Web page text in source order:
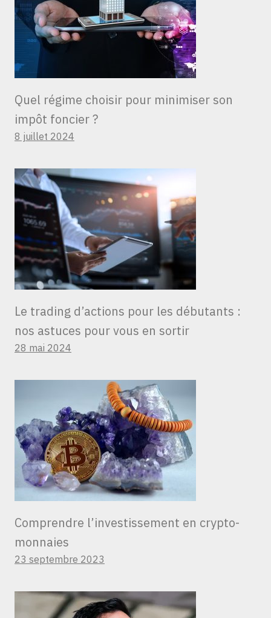
Quel régime choisir pour minimiser son
impôt foncier ?
8 juillet 2024
Le trading d’actions pour les débutants :
nos astuces pour vous en sortir
28 mai 2024
Comprendre l’investissement en crypto-
monnaies
23 septembre 2023